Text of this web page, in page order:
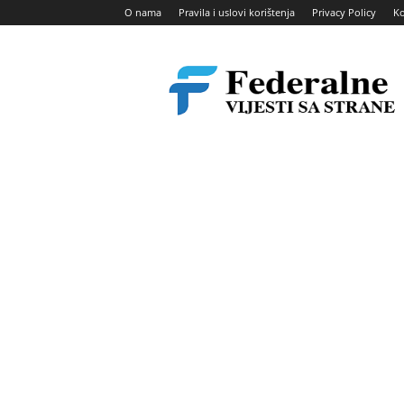
O nama Pravila i uslovi korištenja Privacy Policy
vijesti